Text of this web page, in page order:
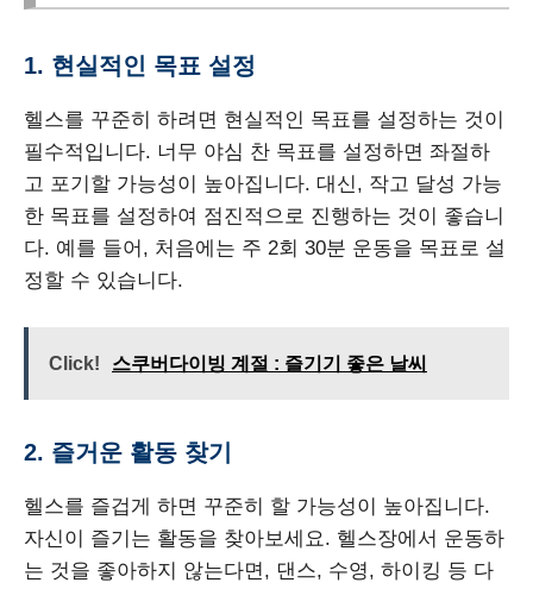
1. 현실적인 목표 설정
헬스를 꾸준히 하려면 현실적인 목표를 설정하는 것이
필수적입니다. 너무 야심 찬 목표를 설정하면 좌절하
고 포기할 가능성이 높아집니다. 대신, 작고 달성 가능
한 목표를 설정하여 점진적으로 진행하는 것이 좋습니
다. 예를 들어, 처음에는 주 2회 30분 운동을 목표로 설
정할 수 있습니다.
Click! 스쿠버다이빙 계절 : 즐기기 좋은 날씨
2. 즐거운 활동 찾기
헬스를 즐겁게 하면 꾸준히 할 가능성이 높아집니다.
자신이 즐기는 활동을 찾아보세요. 헬스장에서 운동하
는 것을 좋아하지 않는다면, 댄스, 수영, 하이킹 등 다